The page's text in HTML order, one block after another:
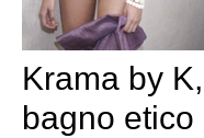
Krama by
bagno